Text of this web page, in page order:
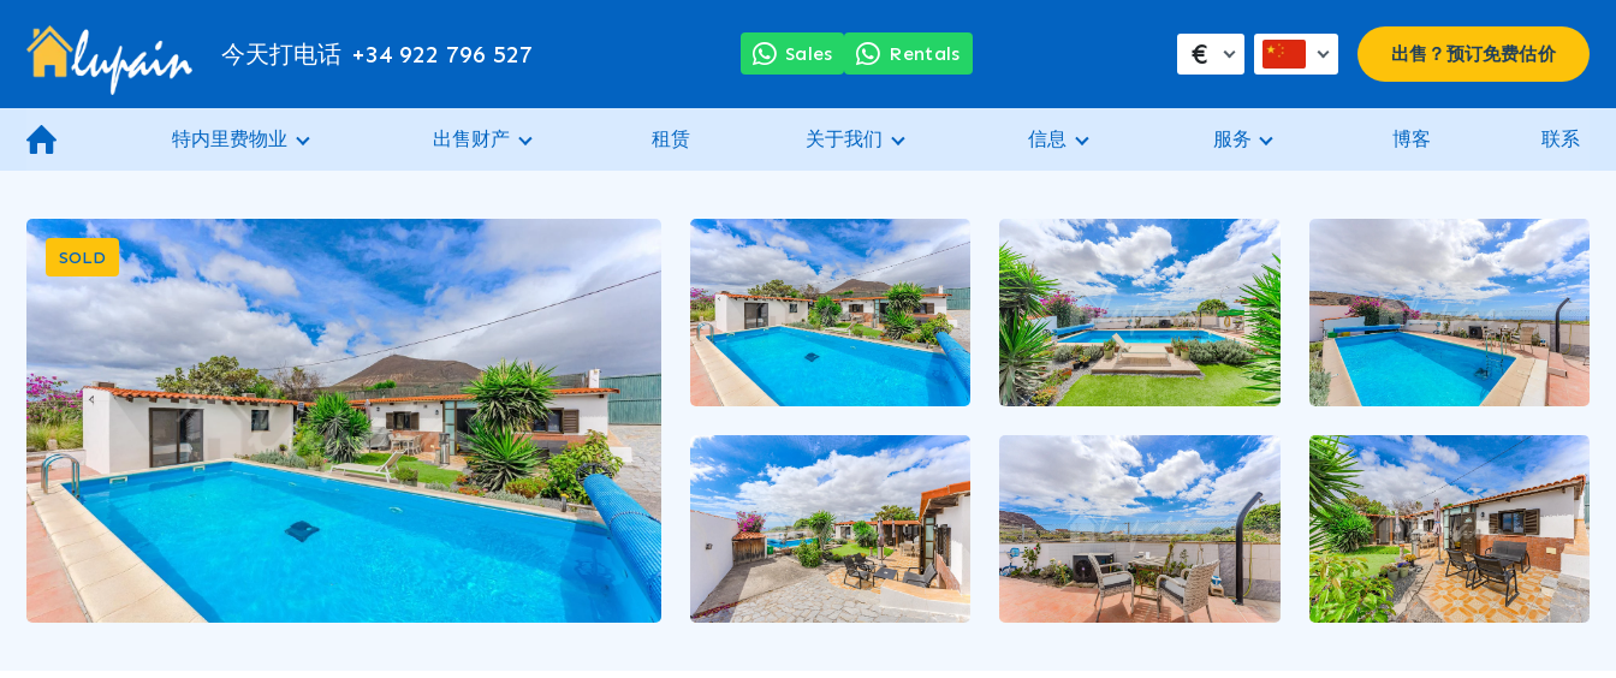
今天打电话 +34 922 796 527 Sales Rentals € 出售？预订免费估价
特内里费物业 出售财产 租赁 关于我们 信息 服务 博客 联系
SOLD